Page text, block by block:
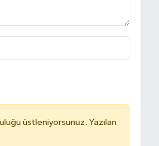
üstleniyorsunuz. Yazılan